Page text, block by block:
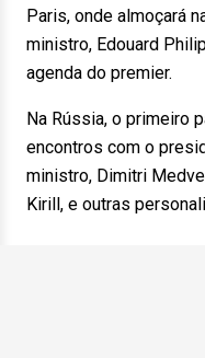
Paris, onde almoçará
ministro, Edouard
agenda do premier.
Na Rússia, o primeiro
encontros com o
ministro, Dimitri
Kirill, e outras